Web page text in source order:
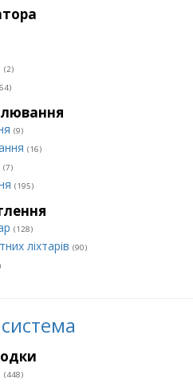
(2)
(9)
(16)
(7)
(195)
(128)
ліхтарів (90)
(448)